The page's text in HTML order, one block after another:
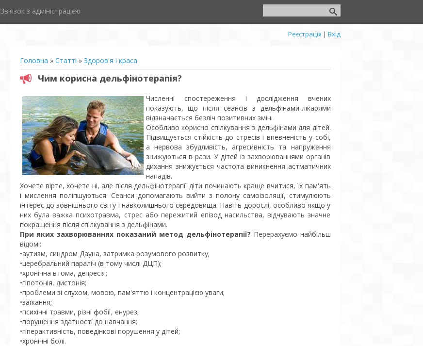
Зв'язок з адміністрацією
Реєстрація | Вхід
Головна » Статті » Здоров'я і краса
Чим корисна дельфінотерапія?
Численні спостереження і дослідження вчених
показують, що після сеансів з дельфінами-лікарями
відзначається безліч позитивних змін.
Особливо корисно спілкування з дельфінами для дітей.
Підвищується стійкість до стресів і впевненість у собі,
а нервова збудливість, агресивність та напруження
знижуються в рази. У дітей із захворюваннями органів
дихання знижується частота виникнення астматичних
нападів.
Хочете вірте, хочете ні, але після дельфінотерапії діти починають краще вчитися, їх пам'ять
і мислення поліпшуються. Сеанси допомагають вийти з полону самоізоляції, стимулюють
інтерес до зовнішнього світу і навколишнього середовища. Навіть дорослі, особливо якщо у
них була важка психотравма, стрес або пережитий епізод насильства, відчувають значне
покращення після спілкування з дельфінами.
При яких захворюваннях показаний метод дельфінотерапії? Перерахуємо найбільш
відомі:
•аутизм, синдром Дауна, затримка розумового розвитку;
•церебральний параліч (в тому числі ДЦП);
•хронічна втома, депресія;
•гіпотонія, дистонія;
•проблеми зі слухом, мовою, пам'яттю і концентрацією уваги;
•заїкання;
•психічні травми, різні фобії, енурез;
•порушення здатності до навчання;
•гіперактивність, поведінкові порушення у дітей;
•хронічні болі.